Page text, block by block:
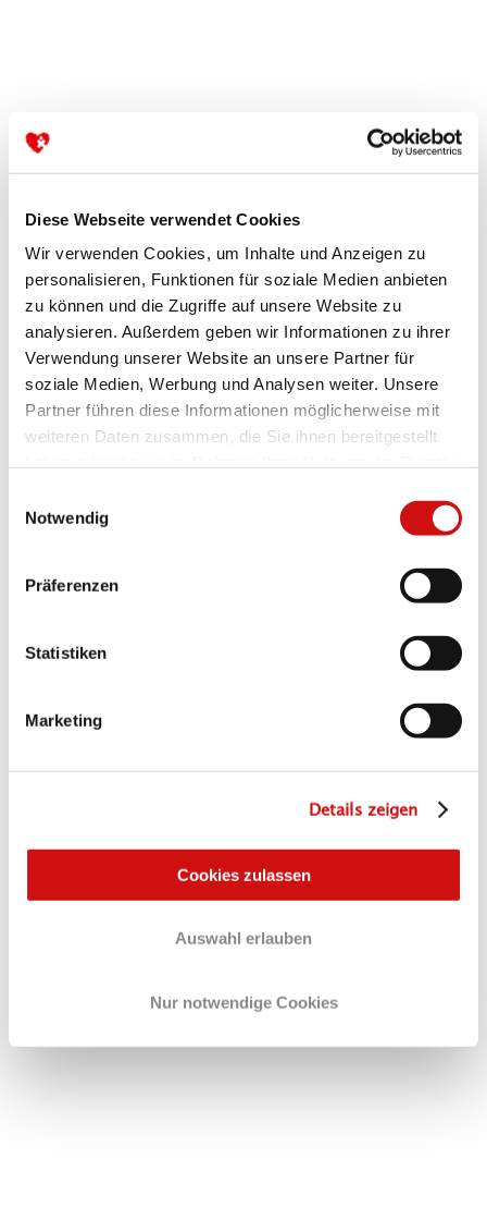
Diese Webseite verwendet Cookies
Wir verwenden Cookies, um Inhalte und Anzeigen zu
personalisieren, Funktionen für soziale Medien anbieten
zu können und die Zugriffe auf unsere Website zu
analysieren. Außerdem geben wir Informationen zu ihrer
Verwendung unserer Website an unsere Partner für
soziale Medien, Werbung und Analysen weiter. Unsere
Partner führen diese Informationen möglicherweise mit
weiteren Daten zusammen, die Sie ihnen bereitgestellt
Notwendig
Präferenzen
Statistiken
Marketing
Details zeigen
Cookies zulassen
Auswahl erlauben
Nur notwendige Cookies